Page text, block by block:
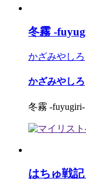
冬霧 -
かざみやしろ
かざみやしろ
冬霧 -fuyugiri-
はちゅ戦